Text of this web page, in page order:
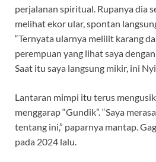
perjalanan spiritual. Rupanya dia
melihat ekor ular, spontan
“Ternyata ularnya melilit karang
perempuan yang lihat saya
Saat itu saya langsung mikir, ini
Lantaran mimpi itu terus
menggarap “Gundik”. “Saya
tentang ini,” paparnya mantap.
pada 2024 lalu.